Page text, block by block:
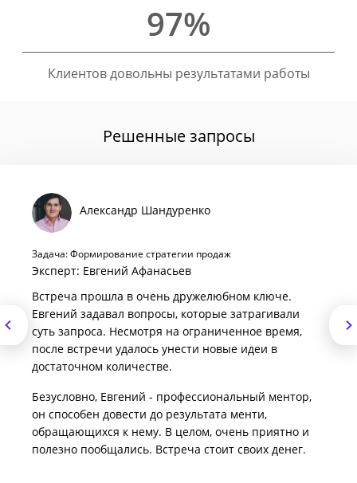
97%
Клиентов довольны результатами работы
Решенные запросы
Александр Шандуренко
Задача: Формирование стратегии продаж
Эксперт: Евгений Афанасьев
Встреча прошла в очень дружелюбном ключе.
Евгений задавал вопросы, которые затрагивали
суть запроса. Несмотря на ограниченное время,
после встречи удалось унести новые идеи в
достаточном количестве.
Безусловно, Евгений - профессиональный ментор,
он способен довести до результата менти,
обращающихся к нему. В целом, очень приятно и
полезно пообщались. Встреча стоит своих денег.